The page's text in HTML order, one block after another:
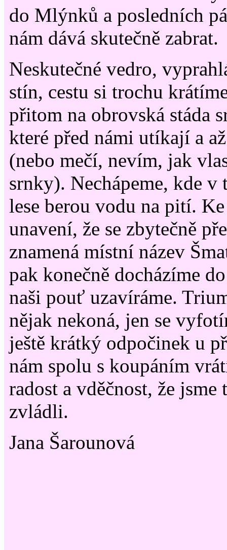
do Mlýnků a posledních
nám dává skutečně zabrat.
Neskutečné vedro,
stín, cestu si trochu
přitom na obrovská stáda
které před námi utíkají a
(nebo mečí, nevím, jak
srnky). Nechápeme, kde
lese berou vodu na pití.
unavení, že se zbytečně
znamená místní název
pak konečně docházíme
naši pouť uzavíráme.
nějak nekoná, jen se
ještě krátký odpočinek u
nám spolu s koupáním
radost a vděčnost, že jsme
zvládli.
Jana Šarounová